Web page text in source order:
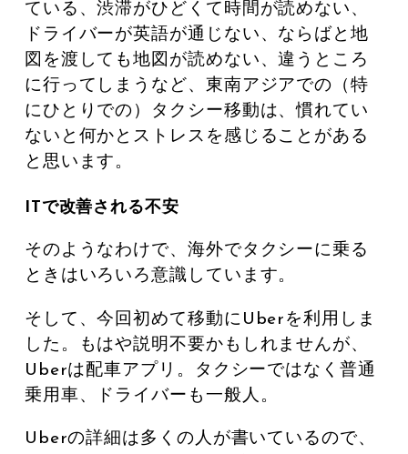
ている、渋滞がひどくて時間が読めない、
ドライバーが英語が通じない、ならばと地
図を渡しても地図が読めない、違うところ
に行ってしまうなど、東南アジアでの（特
にひとりでの）タクシー移動は、慣れてい
ないと何かとストレスを感じることがある
と思います。
ITで改善される不安
そのようなわけで、海外でタクシーに乗る
ときはいろいろ意識しています。
そして、今回初めて移動にUberを利用しま
した。もはや説明不要かもしれませんが、
Uberは配車アプリ。タクシーではなく普通
乗用車、ドライバーも一般人。
Uberの詳細は多くの人が書いているので、